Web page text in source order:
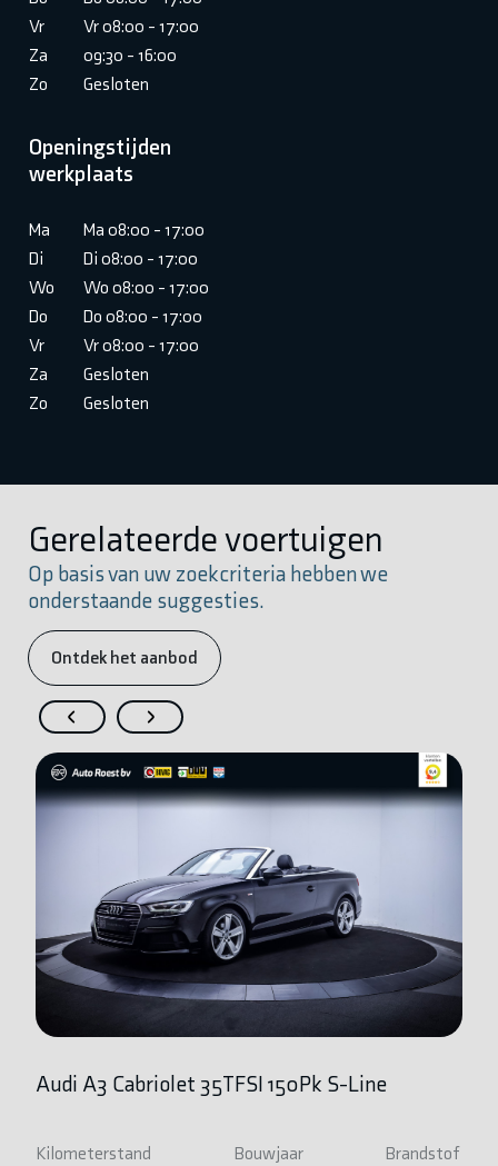
Vr
Vr 08:00 - 17:00
Za
09:30 - 16:00
Zo
Gesloten
Openingstijden
werkplaats
Ma
Ma 08:00 - 17:00
Di
Di 08:00 - 17:00
Wo
Wo 08:00 - 17:00
Do
Do 08:00 - 17:00
Vr
Vr 08:00 - 17:00
Za
Gesloten
Zo
Gesloten
Gerelateerde voertuigen
Op basis van uw zoekcriteria hebben we
onderstaande suggesties.
Ontdek het aanbod
Audi A3 Cabriolet 35TFSI 150Pk S-Line
Kilometerstand Bouwjaar Brandstof